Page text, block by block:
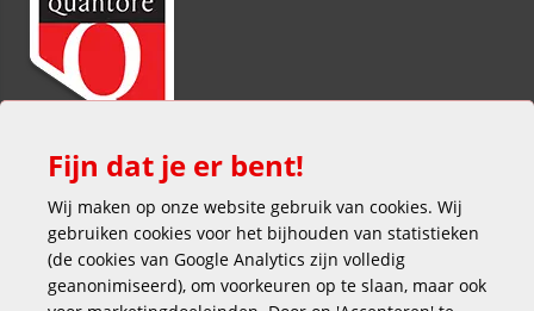
Fijn dat je er bent!
Wij maken op onze website gebruik van cookies. Wij
gebruiken cookies voor het bijhouden van statistieken
(de cookies van Google Analytics zijn volledig
geanonimiseerd), om voorkeuren op te slaan, maar ook